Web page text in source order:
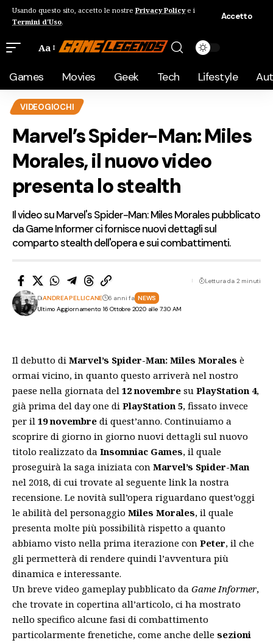
Usando questo sito, accetto le nostre Privacy Policye i
Termini d'Uso.
Accetto
Aa
Games Movies Geek Tech Lifestyle
VIDEOGIOCHI
Marvel’s Spider-Man: Miles
Morales, il nuovo video
presenta lo stealth
Il video su Marvel's Spider-Man: Miles Morales pubblicato
da Game Informer ci fornisce nuovi dettagli sul
comparto stealth dell'opera e sui combattimenti.
Ultimo Aggiornamento: 16 Ottobre 2020 alle 7:30 AM
DiANDREA PELLICANE 6 anni fa NEWS
Lettura da 2 minuti
Il debutto di Marvel’s Spider-Man: Miles Morales è
ormai vicino, in quanto questo arriverà nel nostro
paese nella giornata del 12 novembre su PlayStation 4,
già prima del day one di PlayStation 5, fissato invece
per il 19 novembre di quest’anno. Continuiamo a
scoprire di giorno in giorno nuovi dettagli sul nuovo
titolo realizzato da Insomniac Games, il quale
proseguirà la saga iniziata con Marvel’s Spider-Man
nel 2018, di cui trovate al seguente link la nostra
recensione. Le novità sull’opera riguardano quest’oggi
le abilità del personaggio Miles Morales, il quale
presenta molte più possibilità rispetto a quanto
abbiamo visto nella prima iterazione con Peter, il che
gli permetterà di rendere quindi l’avventura più
dinamica e interessante.
Un breve video gameplay pubblicato da Game Informer,
che trovate in copertina all’articolo, ci ha mostrato
nello specifico alcune fasi di combattimento
particolarmente frenetiche, come anche delle sezioni